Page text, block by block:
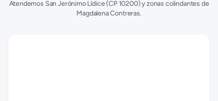
Atendemos San Jerónimo Lídice(CP 10200) y zonas colindantes de
Magdalena Contreras.